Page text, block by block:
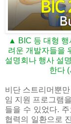
▲ BIC 등 대형 행
려운 개발자들을
설명회나 행사 설
한다
비단 스트리머뿐
임 지원 프로그램
들을 수 있었다.
협력의 일환으로